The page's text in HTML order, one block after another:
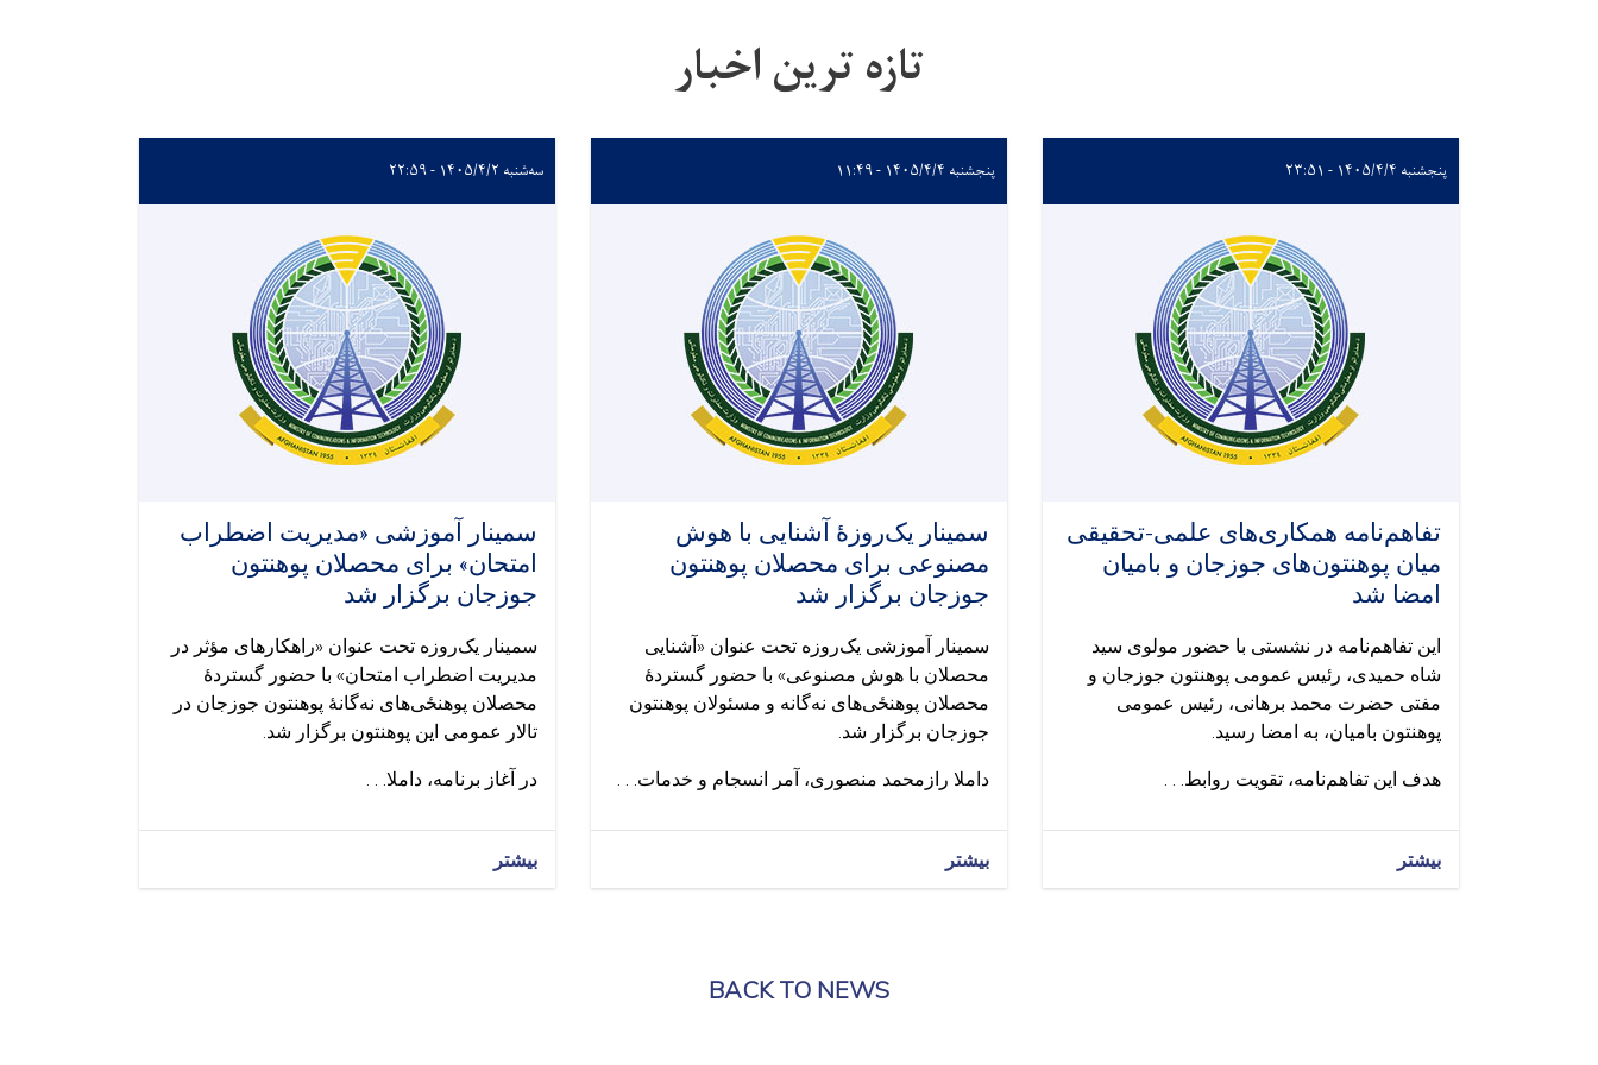
تازه ترین اخبار
پنجشنبه ۱۴۰۵/۴/۴ - ۲۳:۵۱
تفاهم‌نامه همکاری‌های علمی-تحقیقی
میان پوهنتون‌های جوزجان و بامیان
امضا شد
این تفاهم‌نامه در نشستی با حضور مولوی سید
شاه حمیدی، رئیس عمومی پوهنتون جوزجان و
مفتی حضرت محمد برهانی، رئیس عمومی
پوهنتون بامیان، به امضا رسید.
هدف این تفاهم‌نامه، تقویت روابط. . .
بیشتر
پنجشنبه ۱۴۰۵/۴/۴ - ۱۱:۴۹
سمینار یک‌روزهٔ آشنایی با هوش
مصنوعی برای محصلان پوهنتون
جوزجان برگزار شد
سمینار آموزشی یک‌روزه تحت عنوان «آشنایی
محصلان با هوش مصنوعی» با حضور گستردهٔ
محصلان پوهنځی‌های نه‌گانه و مسئولان پوهنتون
جوزجان برگزار شد.
داملا رازمحمد منصوری، آمر انسجام و خدمات. . .
بیشتر
سه‌شنبه ۱۴۰۵/۴/۲ - ۲۲:۵۹
سمینار آموزشی «مدیریت اضطراب
امتحان» برای محصلان پوهنتون
جوزجان برگزار شد
سمینار یک‌روزه تحت عنوان «راهکارهای مؤثر در
مدیریت اضطراب امتحان» با حضور گستردهٔ
محصلان پوهنځی‌های نه‌گانهٔ پوهنتون جوزجان در
تالار عمومی این پوهنتون برگزار شد.
در آغاز برنامه، داملا. . .
بیشتر
BACK TO NEWS